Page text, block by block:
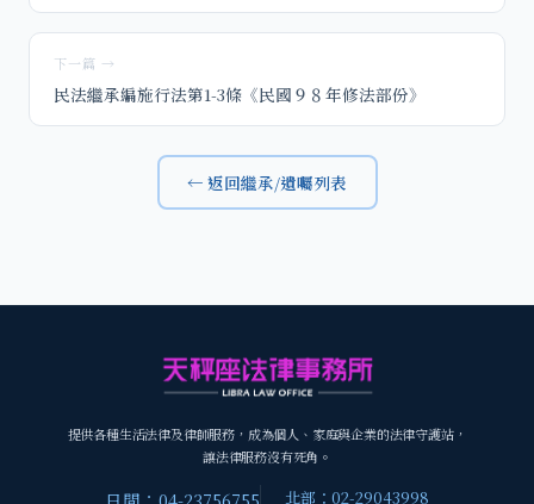
下一篇 →
民法繼承編施行法第1-3條《民國９８年修法部份》
← 返回繼承/遺囑列表
提供各種生活法律及律師服務，成為個人、家庭與企業的法律守護站，
讓法律服務沒有死角。
北部：02-29043998